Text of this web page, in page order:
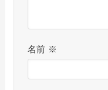
名前 ※